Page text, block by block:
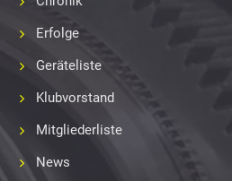
Erfolge
Geräteliste
Klubvorstand
Mitgliederliste
News